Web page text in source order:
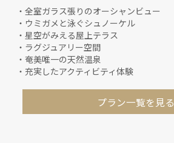
・全室ガラス張りのオーシャンビュー
・ウミガメと泳ぐシュノーケル
・星空がみえる屋上テラス
・ラグジュアリー空間
・奄美唯一の天然温泉
・充実したアクティビティ体験
プラン一覧を見る